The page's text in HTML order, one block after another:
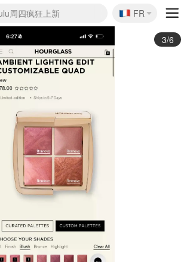
夏促开抢！
周四疯狂上新
！&OtherStories大促
变相75折 随时失效
Stanley独家85折
哥！Camper额外叠85折
奥莱闪促！每日更新
反季囤！5折起+叠9折
Brooklyn仅€192
🇫🇷
FR
3/6